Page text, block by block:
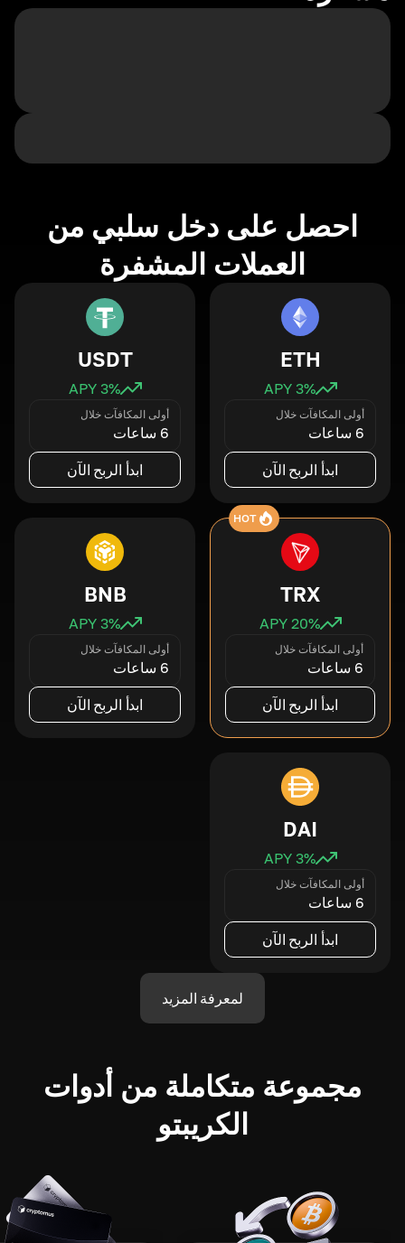
احصل على دخل سلبي من
العملات المشفرة
ETH
3% APY
أولى المكافآت خلال
6 ساعات
ابدأ الربح الآن
USDT
3% APY
أولى المكافآت خلال
6 ساعات
ابدأ الربح الآن
HOT
TRX
20% APY
أولى المكافآت خلال
6 ساعات
ابدأ الربح الآن
BNB
3% APY
أولى المكافآت خلال
6 ساعات
ابدأ الربح الآن
DAI
3% APY
أولى المكافآت خلال
6 ساعات
ابدأ الربح الآن
لمعرفة المزيد
مجموعة متكاملة من أدوات
الكريبتو